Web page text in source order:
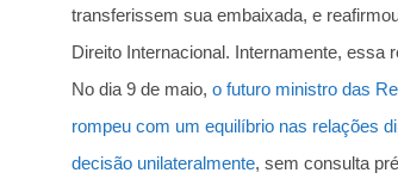
transferissem sua embaixada, e
Direito Internacional. Internamente,
No dia 9 de maio, o futuro ministro das
rompeu com um equilíbrio nas relações
decisão unilateralmente, sem consulta